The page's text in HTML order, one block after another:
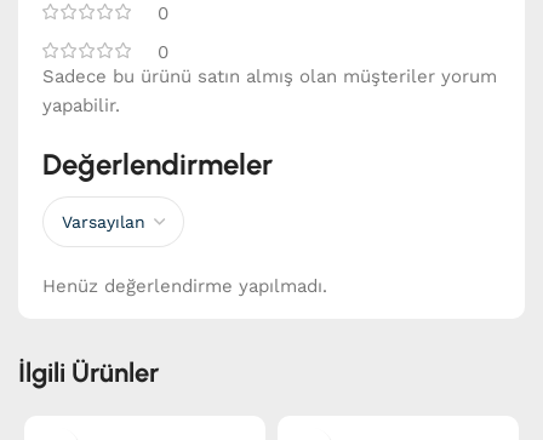
0
0
Değerlendirmeler
Henüz değerlendirme yapılmadı.
Sadece bu ürünü satın almış olan müşteriler yorum
yapabilir.
İlgili Ürünler